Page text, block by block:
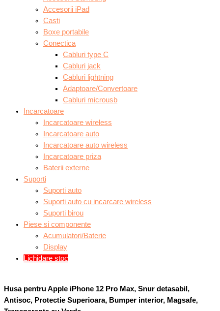
Accesorii iPad
Casti
Boxe portabile
Conectica
Cabluri type C
Cabluri jack
Cabluri lightning
Adaptoare/Convertoare
Cabluri microusb
Incarcatoare
Incarcatoare wireless
Incarcatoare auto
Incarcatoare auto wireless
Incarcatoare priza
Baterii externe
Suporti
Suporti auto
Suporti auto cu incarcare wireless
Suporti birou
Piese si componente
Acumulatori/Baterie
Display
Lichidare stoc
Husa pentru Apple iPhone 12 Pro Max, Snur detasabil,
Antisoc, Protectie Superioara, Bumper interior, Magsafe,